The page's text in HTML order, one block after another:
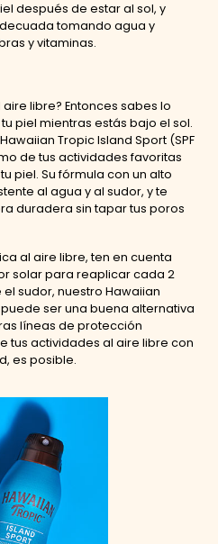
después de estar al sol, y
tomando agua y
y vitaminas.
libre? Entonces sabes lo
piel mientras estás bajo el sol.
Tropic Island Sport (SPF
de tus actividades favoritas
piel. Su fórmula con un alto
al agua y al sudor, y te
duradera sin tapar tus poros
al aire libre, ten en cuenta
solar para reaplicar cada 2
sudor, nuestro Hawaiian
ser una buena alternativa
líneas de protección
tus actividades al aire libre con
es posible.